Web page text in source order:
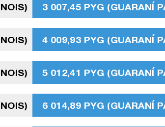
3 007,45 PYG (GUARANÍ
4 009,93 PYG (GUARANÍ
5 012,41 PYG (GUARANÍ
6 014,89 PYG (GUARANÍ